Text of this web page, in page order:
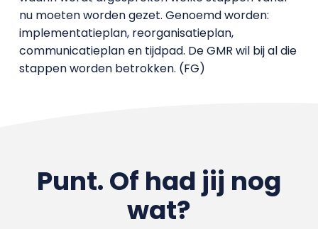
nu moeten worden gezet. Genoemd worden:
implementatieplan, reorganisatieplan,
communicatieplan en tijdpad. De GMR wil bij al die
stappen worden betrokken. (FG)
Punt. Of had jij nog
wat?